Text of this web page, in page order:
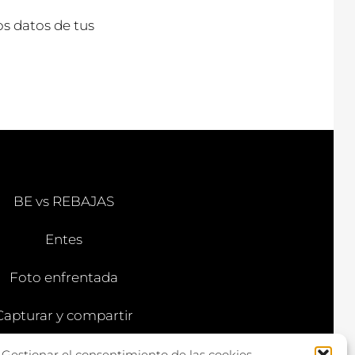
datos de tus
BE vs REBAJAS
Entes
Foto enfrentada
y compartir